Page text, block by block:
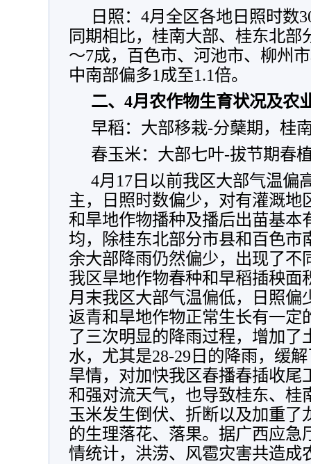
日照：4月全区各地日照时数
同期相比，桂南大部、桂东北部
～7成，百色市、河池市、柳州
中南部偏多1成至1.1倍。
二、4月农作物生育状况及农
早稻：大部移栽-分蘖期，桂
春玉米：大部七叶-拔节期春
4月17日以前我区大部气温偏
主，日照时数偏少，对有灌溉地
和旱地作物播种及播后出苗基本
均，除桂东北部分市县和百色市
余大部降雨仍然偏少，出现了不
我区旱地作物春种和早稻插秧面
月末我区大部气温偏低，日照偏
返青和旱地作物正常生长有一定
了三次明显的降雨过程，增加了
水，尤其是28-29日的降雨，缓
旱情，对加快我区春播春插收尾
和强对流天气，也导致桂东、桂
玉米发生倒伏、折断以及加重了
的生理落花、落果。据广西应急
情统计，洪涝、风雹灾害共造成